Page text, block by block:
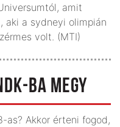
amit
aki a sydneyi olimpián
volt. (MTI)
BA MEGY
as? Akkor érteni fogod,